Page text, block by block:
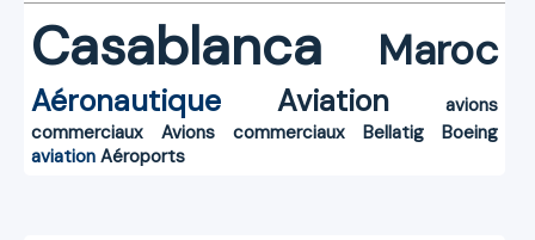
Casablanca Maroc
Aéronautique Aviation
avions
commerciaux
Avions commerciaux Bellatig
Boeing
aviation Aéroports